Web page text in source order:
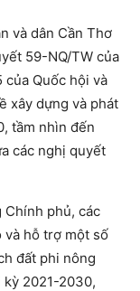
và dân Cần Thơ
59-NQ/TW của
Quốc hội và
xây dựng và phát
tầm nhìn đến
các nghị quyết
Chính phủ, các
và hỗ trợ một số
đất phi nông
2021-2030,